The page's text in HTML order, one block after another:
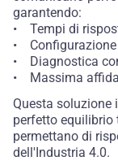
garantendo:
• Tempi di
•
• Diagnostica
• Massima
Questa soluzione
perfetto
permettano di
dell'Industria 4.0.